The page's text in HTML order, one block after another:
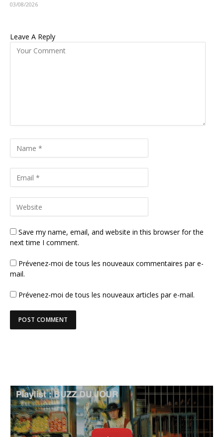
03/08/2026
Leave A Reply
Save my name, email, and website in this browser for the
next time I comment.
Prévenez-moi de tous les nouveaux commentaires par e-
mail.
Prévenez-moi de tous les nouveaux articles par e-mail.